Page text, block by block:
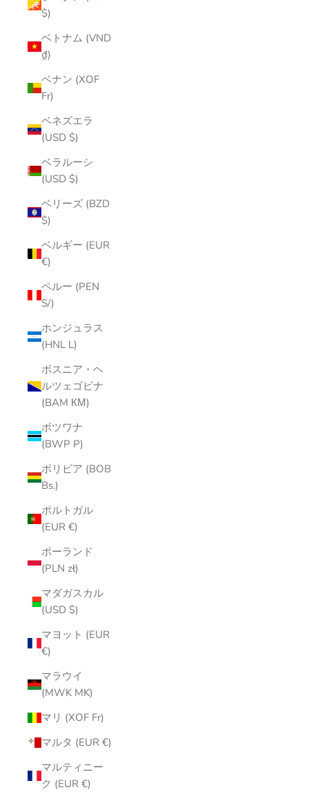
$)
ベトナム (VND
₫)
ベナン (XOF
Fr)
ベネズエラ
(USD $)
ベラルーシ
(USD $)
ベリーズ (BZD
$)
ベルギー (EUR
€)
ペルー (PEN
S/)
ホンジュラス
(HNL L)
ボスニア・ヘ
ルツェゴビナ
(BAM КМ)
ボツワナ
(BWP P)
ボリビア (BOB
Bs.)
ポルトガル
(EUR €)
ポーランド
(PLN zł)
マダガスカル
(USD $)
マヨット (EUR
€)
マラウイ
(MWK MK)
マリ (XOF Fr)
マルタ (EUR €)
マルティニー
ク (EUR €)